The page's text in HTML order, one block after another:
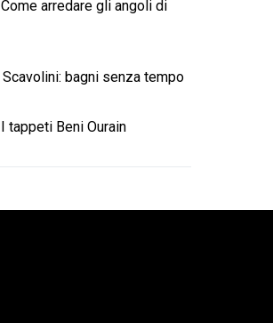
Come arredare gli angoli di
Scavolini: bagni senza tempo
I tappeti Beni Ourain